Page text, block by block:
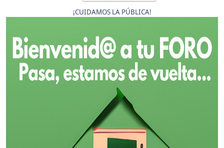
¡CUIDAMOS LA PÚBLICA!